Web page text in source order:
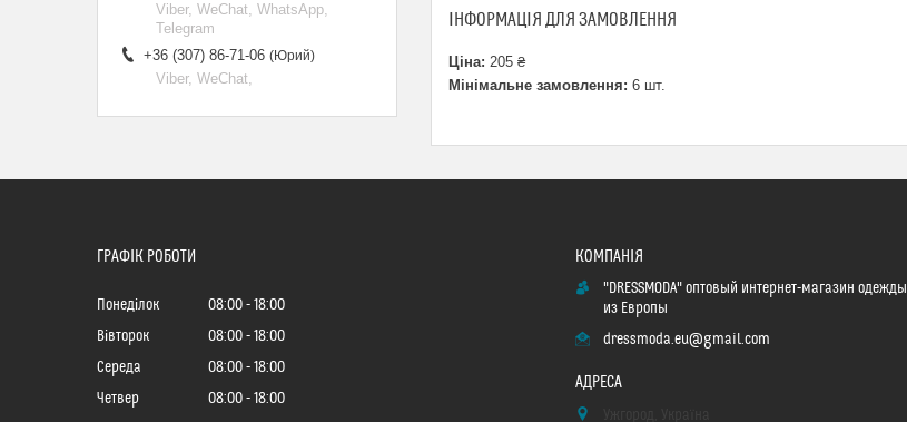
ІНФОРМАЦІЯ ДЛЯ ЗАМОВЛЕННЯ
Ціна: 205 ₴
Мінімальне замовлення: 6 шт.
Viber, WeChat, WhatsApp,
Telegram
+36 (307) 86-71-06
Юрий
Viber, WeChat,
ГРАФІК РОБОТИ
Понеділок 08:00
18:00
Вівторок
08:00
18:00
Середа
08:00
18:00
Четвер
08:00
18:00
"DRESSMODA" оптовый интернет-магазин одежды
из Европы
dressmoda.eu@gmail.com